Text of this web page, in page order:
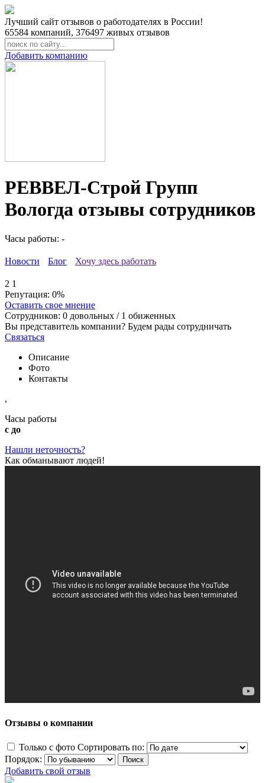
Лучший сайт отзывов о работодателях в России!
65584 компаний, 376497 живых отзывов
Добавить компанию
РЕВВЕЛ-Строй Групп
Вологда отзывы сотрудников
Часы работы: -
Новости Блог Хочу здесь работать
2 1
Репутация: 0%
Оставить свое мнение
Сотрудников: 0 довольных / 1 обиженных
Вы представитель компании? Будем рады сотрудничать
Связаться
Описание
Фото
Контакты
,
Часы работы
с до
Нашли неточность?
Как обманывают людей!
Отзывы о компании
Только с фото Сортировать по:
Порядок:
Добавить свой отзыв